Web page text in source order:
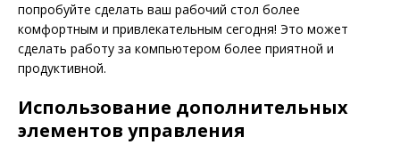
попробуйте сделать ваш рабочий стол более
комфортным и привлекательным сегодня! Это может
сделать работу за компьютером более приятной и
продуктивной.
Использование дополнительных
элементов управления